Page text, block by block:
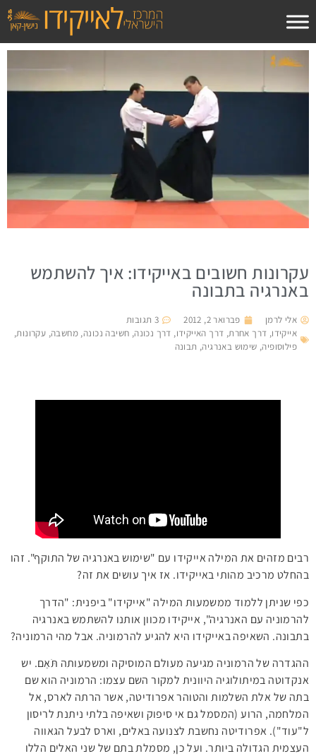
עקרונות חשובים באייקידו: איך להשתמש
באנרגיה בתבונה
אלי לרמן פברואר 2, 2012
3 תגובות
אייקידו, דרך אחרת, דרך האייקידו, דרך נכונה, חשיבה נכונה, מחשבה, עקרונות,
פילוסופיה, שימוש באנרגיה, תבונה
רבים מזהים את המילה אייקידו עם "שימוש באנרגיה של התוקף". זהו
בהחלט מרכיב מהותי באייקידו. אז איך עושים את זה?
כפי שניתן ללמוד ממשמעות המילה "אייקידו" ביפנית: "הדרך
להרמוניה עם האנרגיה", אייקידו מכוון אותנו להשתמש באנרגיה
בתבונה. השאיפה באייקידו היא להגיע להרמוניה. אבל מהי הרמוניה?
ההגדרה של הרמוניה מגיעה מעולם המוסיקה ומשמעותה תֹּאַם. יש
אנקדוטה במיתולוגיה היוונית למקור השם עצמו: הרמוניה הוא שם
בתה של אלת השלמות והטוהר אפרודיטה, אשר הרתה לארס, אל
המלחמה, הרוע (המסמל גם אי סיפוק ושאיפה בלתי ניתנת לריסון
ל"עוד"). אפרודיטה נחשבת לצנועה באלים, וארס לבעל הגאווה
העצמית הגדולה ביותר. ועל כן, מסמלת בתם של שני האלים הללו